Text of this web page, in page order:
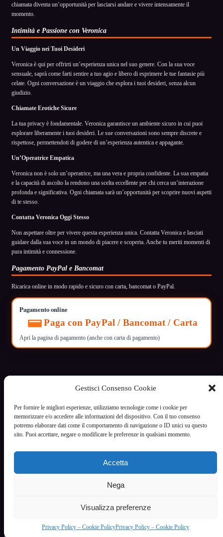
Gestisci Consenso Cookie
Per fornire le migliori esperienze, utilizziamo tecnologie come i cookie per
memorizzare e/o accedere alle informazioni del dispositivo. Con il tuo consenso
potremo elaborare dati come il comportamento di navigazione o ID unici su questo
sito. Puoi accettare, negare o modificare le preferenze in qualsiasi momento.
Accetta
Nega
Visualizza preferenze
Privacy Policy – Cookie PolicyPrivacy Policy – Cookie Policy
chiamata diventa un’opportunità per lasciarsi andare e vivere intensamente il
momento.
Intimità e Passione con Veronica
Un Viaggio nei Tuoi Desideri
Veronica è qui per offrirti un’esperienza unica nel suo genere. Con la sua voce
sensuale, saprà come farti sentire a tuo agio e libero di esprimere le tue fantasie più
celate. Ogni conversazione è un viaggio che esplora i tuoi desideri, senza alcun
giudizio.
Chiamate Erotiche Sicure
La tua privacy è fondamentale. Veronica garantisce un ambiente sicuro in cui puoi
esplorare liberamente i tuoi desideri. Le sue conversazioni sono sempre discrete e
rispettose, permettendoti di godere di un’esperienza autentica e appagante.
Un’Operatrice Empatica
Veronica non è solo un’operatrice, ma una vera e propria confidente. La sua empatia
e la capacità di ascolto la rendono una scelta eccellente per chi cerca un’interazione
profonda e significativa. Ogni chiamata sarà un’opportunità per scoprire nuovi aspetti
di te stesso.
Contatta Veronica Oggi Stesso
Non aspettare oltre per vivere questa esperienza unica. Contatta Veronica e lasciati
guidare dalla sua voce in un mondo di piacere e scoperta. Anche tu meriti momenti di
pura intimità e connessione.
Pagamento PayPal e Bancomat
Ricarica online in modo rapido e sicuro con carta, bancomat o PayPal.
Pagamento online
Paga con PayPal / Bancomat / Carta
Apri la pagina di pagamento (anche con carta di pagamento)
Servizio di intrattenimento riservato ai maggiori di 18 anni
Informazioni legali
Contatti / Supporto
Il Fascino delle Donne che Amano le Donne